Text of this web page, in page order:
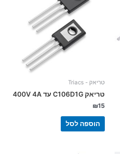
טריאק - Triacs
טריאק C106D1G עד 400V 4A
₪15
הוספה לסל